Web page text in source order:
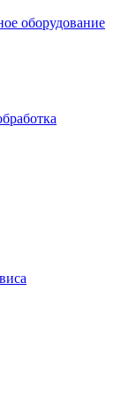
оборудование